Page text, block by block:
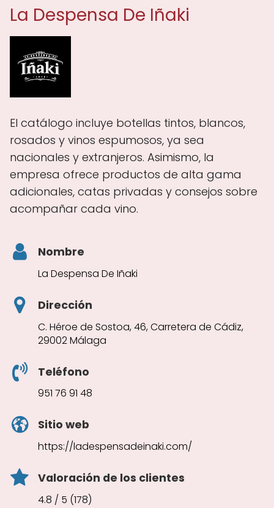
La Despensa De Iñaki
El catálogo incluye botellas tintos, blancos,
rosados y vinos espumosos, ya sea
nacionales y extranjeros. Asimismo, la
empresa ofrece productos de alta gama
adicionales, catas privadas y consejos sobre
acompañar cada vino.
Nombre
La Despensa De Iñaki
Dirección
C. Héroe de Sostoa, 46, Carretera de Cádiz,
29002 Málaga
Teléfono
951 76 91 48
Sitio web
https://ladespensadeinaki.com/
Valoración de los clientes
4.8 / 5 (178)